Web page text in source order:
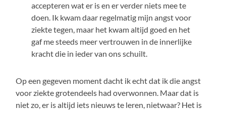
accepteren wat er is en er verder niets mee te
doen. Ik kwam daar regelmatig mijn angst voor
ziekte tegen, maar het kwam altijd goed en het
gaf me steeds meer vertrouwen in de innerlijke
kracht die in ieder van ons schuilt.
Op een gegeven moment dacht ik echt dat ik die angst
voor ziekte grotendeels had overwonnen. Maar dat is
niet zo, er is altijd iets nieuws te leren, nietwaar? Het is